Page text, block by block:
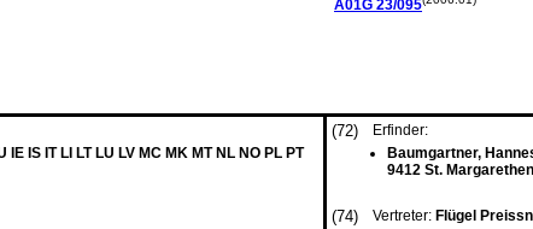
A01G 23/095
IS IT LI LT LU LV MC MK MT NL NO PL PT
(72)
Erfinder:
Baumgartner,
9412 St.
(74) Vertreter: Flügel